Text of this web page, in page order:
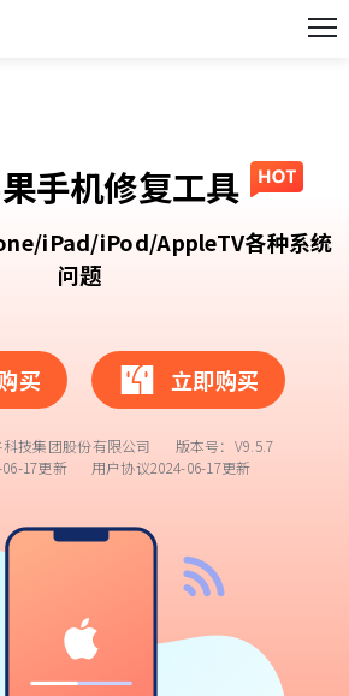
手机修复工具
iPad/iPod/AppleTV各种系统
问题
买 立即购买
科技集团股份有限公司 版本号：V9.5.7
06-17更新 用户协议2024-06-17更新